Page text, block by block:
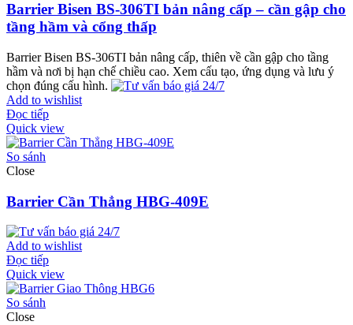
Barrier Bisen BS-306TI bản nâng cấp – cần gập cho
tầng hầm và cổng thấp
Barrier Bisen BS-306TI bản nâng cấp, thiên về cần gập cho tầng
hầm và nơi bị hạn chế chiều cao. Xem cấu tạo, ứng dụng và lưu ý
chọn đúng cấu hình.
Add to wishlist
Đọc tiếp
Quick view
So sánh
Close
Barrier Cần Thẳng HBG-409E
Add to wishlist
Đọc tiếp
Quick view
So sánh
Close